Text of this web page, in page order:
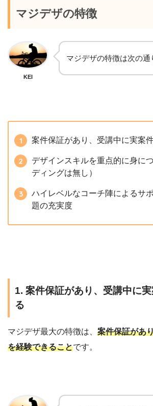
マジデザの特徴
KEI
マジデザの特徴は次の通
案件保証があり、受講中に実案
デザインスキルを重点的に身に
ディングは無し）
ハイレベルなコーチ陣によるサ
題の充実度
1. 案件保証があり、受講中に
る
マジデザ最大の特徴は、 案件保証があ
を経験できることです。